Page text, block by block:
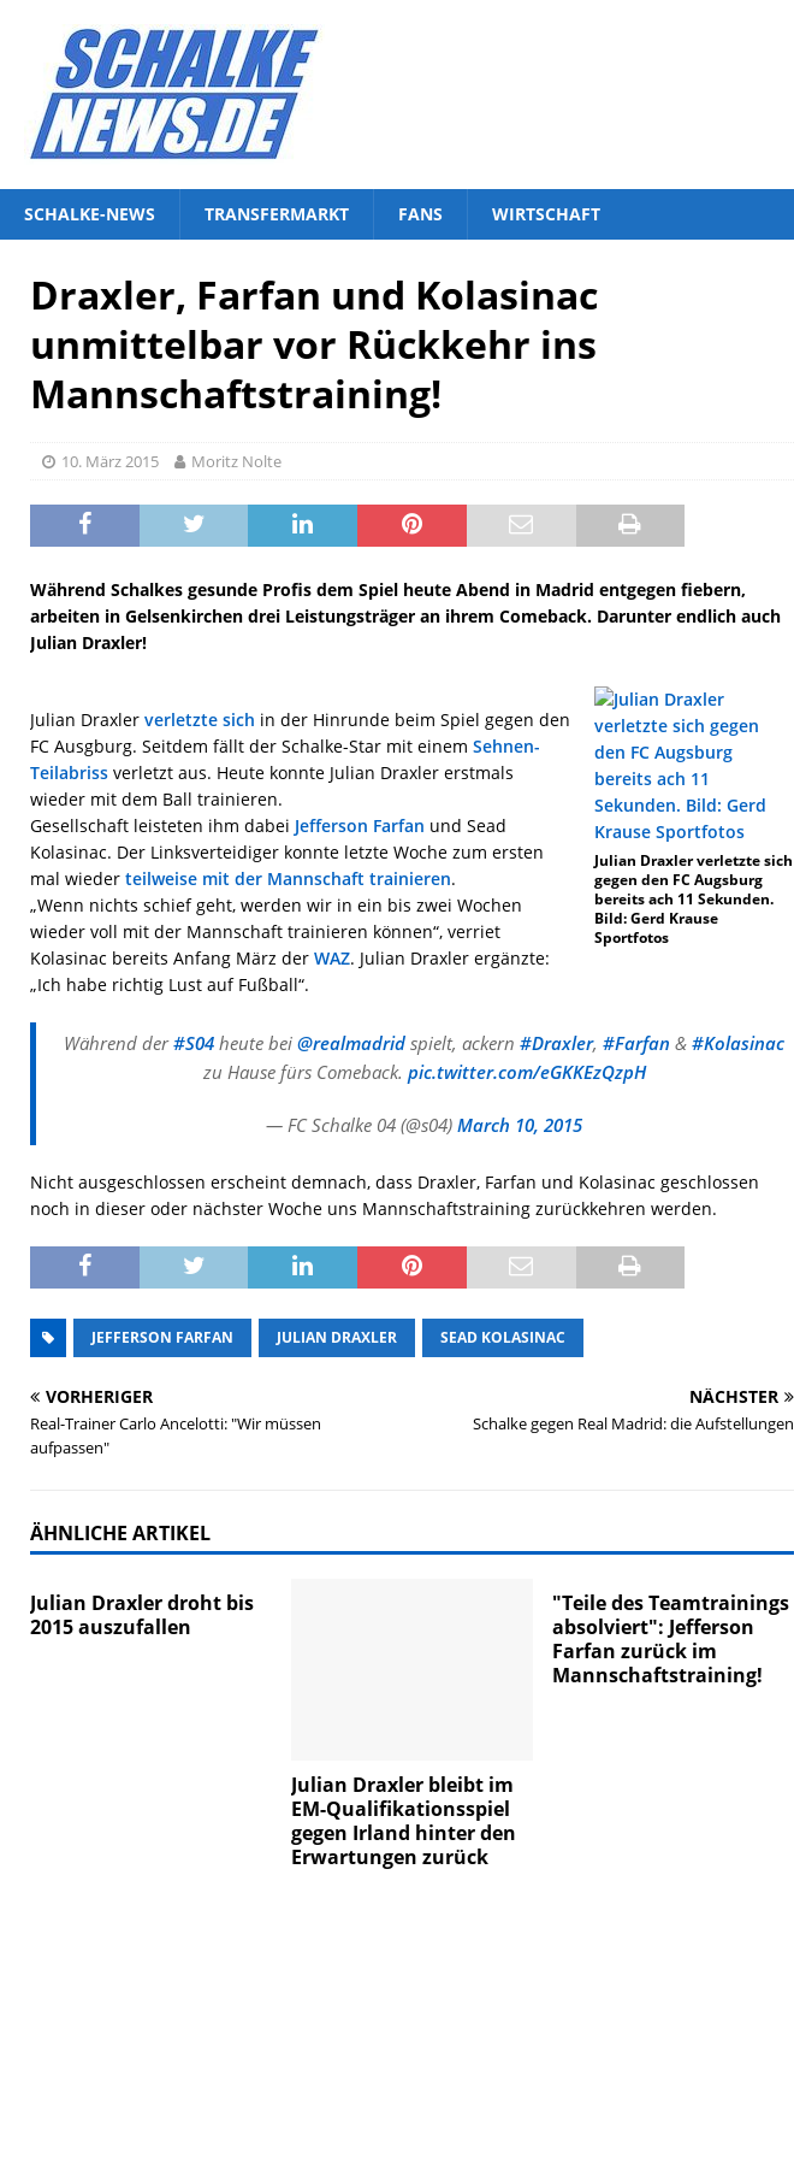
SCHALKE-NEWS TRANSFERMARKT FANS WIRTSCHAFT
Draxler, Farfan und Kolasinac
unmittelbar vor Rückkehr ins
Mannschaftstraining!
10. März 2015 Moritz Nolte
Während Schalkes gesunde Profis dem Spiel heute Abend in Madrid entgegen fiebern,
arbeiten in Gelsenkirchen drei Leistungsträger an ihrem Comeback. Darunter endlich auch
Julian Draxler!
Julian Draxler verletzte sich
gegen den FC Augsburg
bereits ach 11 Sekunden.
Bild: Gerd Krause
Sportfotos
Julian Draxler verletzte sich in der Hinrunde beim Spiel gegen den
FC Ausgburg. Seitdem fällt der Schalke-Star mit einem Sehnen-
Teilabriss verletzt aus. Heute konnte Julian Draxler erstmals
wieder mit dem Ball trainieren.
Gesellschaft leisteten ihm dabei Jefferson Farfan und Sead
Kolasinac. Der Linksverteidiger konnte letzte Woche zum ersten
mal wieder teilweise mit der Mannschaft trainieren.
„Wenn nichts schief geht, werden wir in ein bis zwei Wochen
wieder voll mit der Mannschaft trainieren können“, verriet
Kolasinac bereits Anfang März der WAZ. Julian Draxler ergänzte:
„Ich habe richtig Lust auf Fußball“.
Während der#S04 heute bei@realmadrid spielt, ackern#Draxler,#Farfan &#Kolasinac
zu Hause fürs Comeback. pic.twitter.com/eGKKEzQzpH
— FC Schalke 04 (@s04)March 10, 2015
Nicht ausgeschlossen erscheint demnach, dass Draxler, Farfan und Kolasinac geschlossen
noch in dieser oder nächster Woche uns Mannschaftstraining zurückkehren werden.
JEFFERSON FARFAN JULIAN DRAXLER SEAD KOLASINAC
VORHERIGER
Real-Trainer Carlo Ancelotti: "Wir müssen
aufpassen"
NÄCHSTER
Schalke gegen Real Madrid: die Aufstellungen
ÄHNLICHE ARTIKEL
Julian Draxler droht bis
2015 auszufallen
Julian Draxler bleibt im
EM-Qualifikationsspiel
gegen Irland hinter den
Erwartungen zurück
"Teile des Teamtrainings
absolviert": Jefferson
Farfan zurück im
Mannschaftstraining!